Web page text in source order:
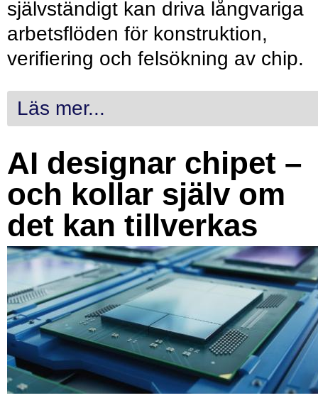
självständigt kan driva långvariga
arbetsflöden för konstruktion,
verifiering och felsökning av chip.
Läs mer...
AI designar chipet –
och kollar själv om
det kan tillverkas